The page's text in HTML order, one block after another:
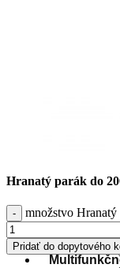
Hranatý parák do
množstvo
Pridať do dopytového